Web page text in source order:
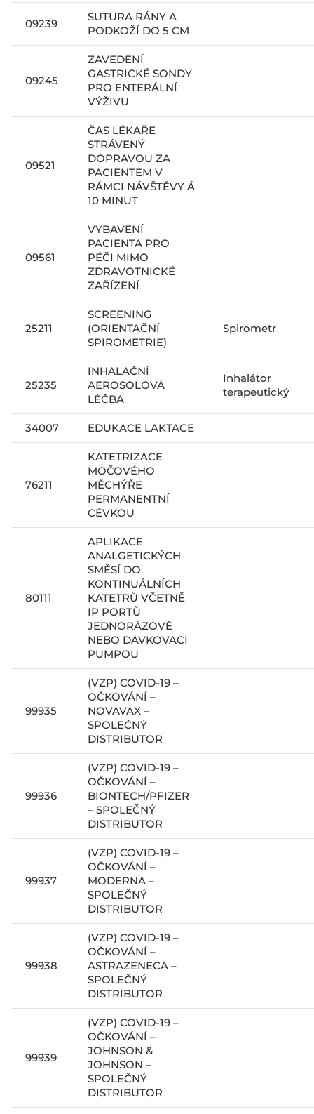
09239
SUTURA RÁNY A
PODKOŽÍ DO 5 CM
09245
ZAVEDENÍ
GASTRICKÉ SONDY
PRO ENTERÁLNÍ
VÝŽIVU
09521
ČAS LÉKAŘE
STRÁVENÝ
DOPRAVOU ZA
PACIENTEM V
RÁMCI NÁVŠTĚVY Á
10 MINUT
09561
VYBAVENÍ
PACIENTA PRO
PÉČI MIMO
ZDRAVOTNICKÉ
ZAŘÍZENÍ
25211
SCREENING
(ORIENTAČNÍ
SPIROMETRIE)
Spirometr
25235
INHALAČNÍ
AEROSOLOVÁ
LÉČBA
Inhalátor
terapeutický
34007 EDUKACE LAKTACE
76211
KATETRIZACE
MOČOVÉHO
MĚCHÝŘE
PERMANENTNÍ
CÉVKOU
80111
APLIKACE
ANALGETICKÝCH
SMĚSÍ DO
KONTINUÁLNÍCH
KATETRŮ VČETNĚ
IP PORTŮ
JEDNORÁZOVĚ
NEBO DÁVKOVACÍ
PUMPOU
99935
(VZP) COVID-19 –
OČKOVÁNÍ –
NOVAVAX –
SPOLEČNÝ
DISTRIBUTOR
99936
(VZP) COVID-19 –
OČKOVÁNÍ –
BIONTECH/PFIZER
– SPOLEČNÝ
DISTRIBUTOR
99937
(VZP) COVID-19 –
OČKOVÁNÍ –
MODERNA –
SPOLEČNÝ
DISTRIBUTOR
99938
(VZP) COVID-19 –
OČKOVÁNÍ –
ASTRAZENECA –
SPOLEČNÝ
DISTRIBUTOR
99939
(VZP) COVID-19 –
OČKOVÁNÍ –
JOHNSON &
JOHNSON –
SPOLEČNÝ
DISTRIBUTOR